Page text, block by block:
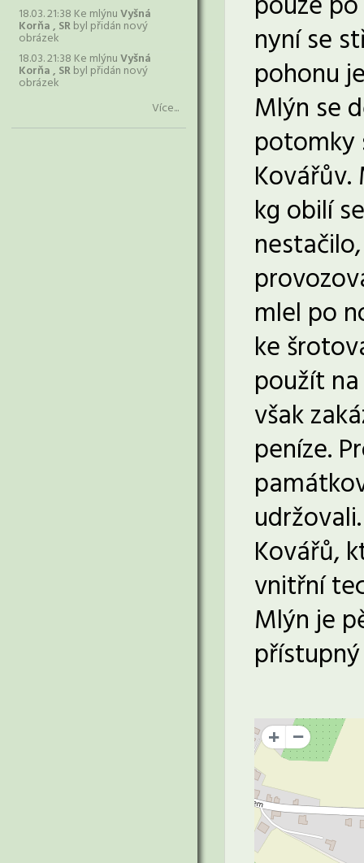
18.03. 21:38 Ke mlýnuVyšná
Korňa , SRbyl přidán nový
obrázek
18.03. 21:38 Ke mlýnuVyšná
Korňa , SRbyl přidán nový
obrázek
Více...
nyní se
pohonu
Mlýn se
potomky
Kovářův.
kg obilí
mlel po
ke
použít
však
peníze.
Kovářů,
vnitřní
Mlýn je
+